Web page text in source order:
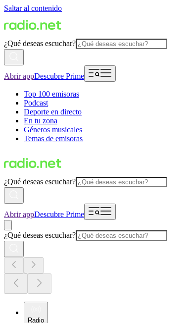
Saltar al contenido
¿Qué deseas escuchar?
Abrir appDescubre Prime
Top 100 emisoras
Podcast
Deporte en directo
En tu zona
Géneros musicales
Temas de emisoras
¿Qué deseas escuchar?
Abrir appDescubre Prime
¿Qué deseas escuchar?
Radio